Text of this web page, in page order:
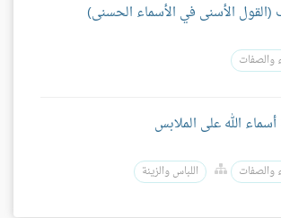
(القول الأسنى في الأسماء الحسنى)
والصفات
الله على الملابس
والصفات اللباس والزينة